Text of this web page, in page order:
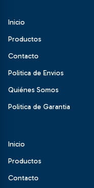
Inicio
Productos
Contacto
Politica de Envios
Quiénes Somos
Politica de Garantia
Inicio
Productos
Contacto